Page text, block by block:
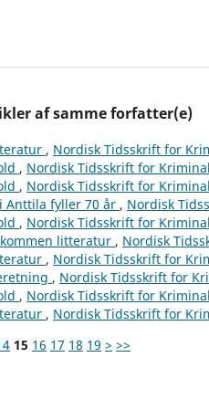
af samme forfatter(e)
, Nordisk Tidsskrift for
, Nordisk Tidsskrift for
, Nordisk Tidsskrift for
Anttila fyller 70 år , Nordisk
, Nordisk Tidsskrift for
litteratur , Nordisk
, Nordisk Tidsskrift for
, Nordisk Tidsskrift for
, Nordisk Tidsskrift for
, Nordisk Tidsskrift for
15 16 17 18 19 > >>